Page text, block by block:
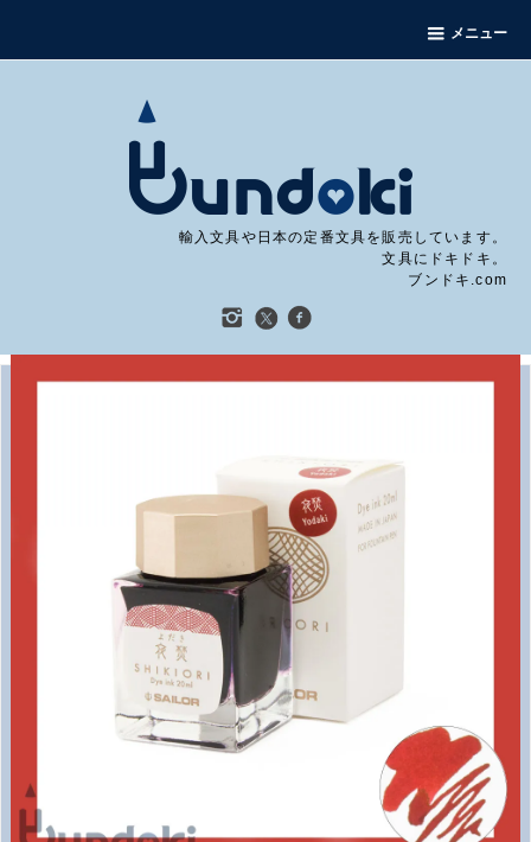
メニュー
輸入文具や日本の定番文具を販売しています。
文具にドキドキ。
ブンドキ.com